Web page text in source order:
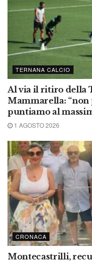
TERNANA CALCIO
Al via il ritiro della
Mammarella: “non
puntiamo al
1 AGOSTO 2026
CRONACA
Montecastrilli,